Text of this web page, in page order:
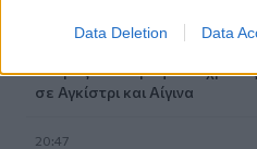
Data Deletion Data
Νεκρός ανασύρθηκε
σε Αγκίστρι και Αίγινα
20:47